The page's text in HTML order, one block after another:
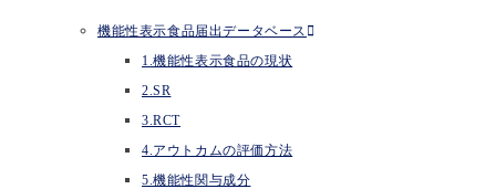
機能性表示食品届出データベース
1.機能性表示食品の現状
2.SR
3.RCT
4.アウトカムの評価方法
5.機能性関与成分